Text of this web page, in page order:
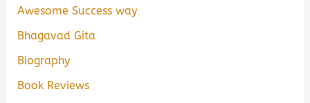
Awesome Success way
Bhagavad Gita
Biography
Book Reviews